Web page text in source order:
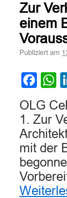
Zur
einem
Publiziert am
OLG
1. Zur
mit der